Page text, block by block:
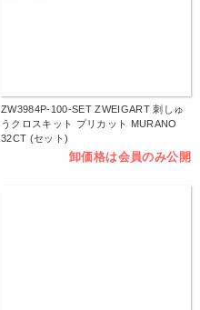
ZW3984P-100-SET ZWEIGART 刺しゅ
うクロスキット プリカット MURANO
32CT (セット)
卸価格は会員のみ公開